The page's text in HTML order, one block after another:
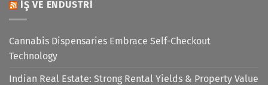
İŞ VE ENDÜSTRI
Cannabis Dispensaries Embrace Self-Checkout
Technology
Indian Real Estate: Strong Rental Yields & Property Value